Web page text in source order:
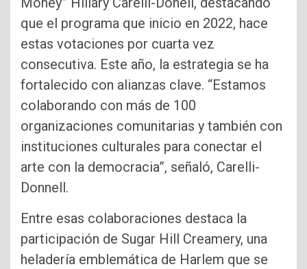
que el programa que inicio en 2022, hace
estas votaciones por cuarta vez
consecutiva. Este año, la estrategia se ha
fortalecido con alianzas clave. “Estamos
colaborando con más de 100
organizaciones comunitarias y también con
instituciones culturales para conectar el
arte con la democracia”, señaló, Carelli-
Donnell.
Entre esas colaboraciones destaca la
participación de Sugar Hill Creamery, una
heladería emblemática de Harlem que se